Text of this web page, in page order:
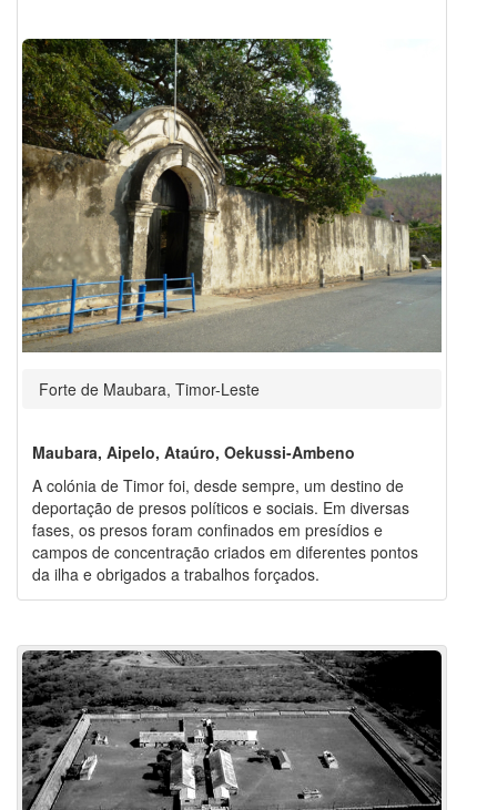
Forte de Maubara, Timor-Leste
Maubara, Aipelo, Ataúro, Oekussi-Ambeno
A colónia de Timor foi, desde sempre, um destino de
deportação de presos políticos e sociais. Em diversas
fases, os presos foram confinados em presídios e
campos de concentração criados em diferentes pontos
da ilha e obrigados a trabalhos forçados.